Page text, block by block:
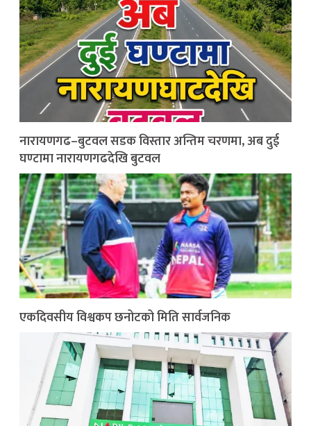
नारायणगढ–बुटवल सडक विस्तार अन्तिम चरणमा, अब दुई
घण्टामा नारायणगढदेखि बुटवल
एकदिवसीय विश्वकप छनोटको मिति सार्वजनिक